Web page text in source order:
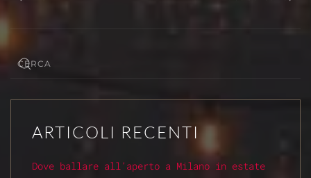
ARTICOLI RECENTI
Dove ballare all’aperto a Milano in estate